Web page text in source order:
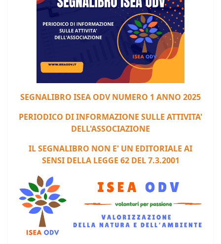
SEGNALIBRO ISEA ODV NUMERO 1 ANNO 2025
PERIODICO DI INFORMAZIONE SULLE ATTIVITA'
DELL'ASSOCIAZIONE
IL SEGNALIBRO NON E' UN EDITORIALE AI
SENSI DELLA LEGGE 62 DEL 7.3.2001